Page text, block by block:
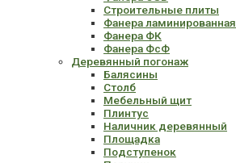
Строительные плиты
Фанера ламинированная
Фанера ФК
Фанера ФсФ
Деревянный погонаж
Балясины
Столб
Мебельный щит
Плинтус
Наличник деревянный
Площадка
Подступенок